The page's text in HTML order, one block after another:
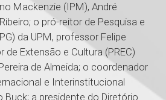
Mackenzie (IPM), André
o pró-reitor de Pesquisa e
da UPM, professor Felipe
de Extensão e Cultura (PREC)
de Almeida; o coordenador
e Interinstitucional
Buck; a presidente do Diretório